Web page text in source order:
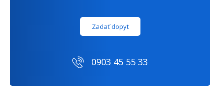
Zadať dopyt
0903 45 55 33